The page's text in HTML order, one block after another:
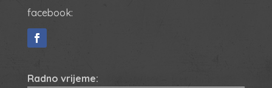
facebook:
Radno vrijeme: